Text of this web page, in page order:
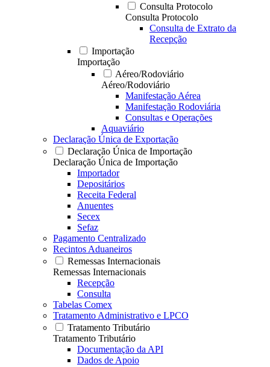
Consulta Protocolo
Consulta Protocolo
Consulta de Extrato da
Recepção
Importação
Importação
Aéreo/Rodoviário
Aéreo/Rodoviário
Manifestação Aérea
Manifestação Rodoviária
Consultas e Operações
Aquaviário
Declaração Única de Exportação
Declaração Única de Importação
Declaração Única de Importação
Importador
Depositários
Receita Federal
Anuentes
Secex
Sefaz
Pagamento Centralizado
Recintos Aduaneiros
Remessas Internacionais
Remessas Internacionais
Recepção
Consulta
Tabelas Comex
Tratamento Administrativo e LPCO
Tratamento Tributário
Tratamento Tributário
Documentação da API
Dados de Apoio